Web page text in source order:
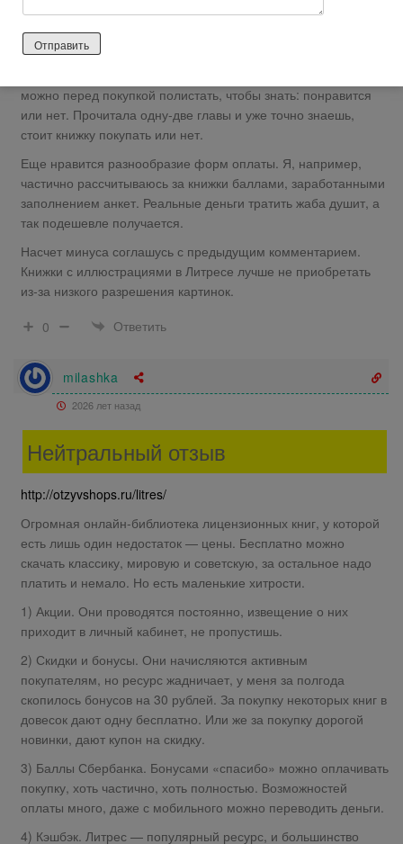
бесплатно нигде скачать не удается — авторское право!
можно перед покупкой полистать, чтобы знать: понравится
или нет. Прочитала одну-две главы и уже точно знаешь,
стоит книжку покупать или нет.
Еще нравится разнообразие форм оплаты. Я, например,
частично рассчитываюсь за книжки баллами, заработанными
заполнением анкет. Реальные деньги тратить жаба душит, а
так подешевле получается.
Насчет минуса соглашусь с предыдущим комментарием.
Книжки с иллюстрациями в Литресе лучше не приобретать
из-за низкого разрешения картинок.
0
Ответить
milashka
2026 лет назад
Нейтральный отзыв
http://otzyvshops.ru/litres/
Огромная онлайн-библиотека лицензионных книг, у которой
есть лишь один недостаток — цены. Бесплатно можно
скачать классику, мировую и советскую, за остальное надо
платить и немало. Но есть маленькие хитрости.
1) Акции. Они проводятся постоянно, извещение о них
приходит в личный кабинет, не пропустишь.
2) Скидки и бонусы. Они начисляются активным
покупателям, но ресурс жадничает, у меня за полгода
скопилось бонусов на 30 рублей. За покупку некоторых книг в
довесок дают одну бесплатно. Или же за покупку дорогой
новинки, дают купон на скидку.
3) Баллы Сбербанка. Бонусами «спасибо» можно оплачивать
покупку, хоть частично, хоть полностью. Возможностей
оплаты много, даже с мобильного можно переводить деньги.
4) Кэшбэк. Литрес — популярный ресурс, и большинство